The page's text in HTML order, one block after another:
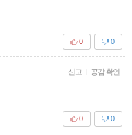
0
0
신고 | 공감 확인
0
0